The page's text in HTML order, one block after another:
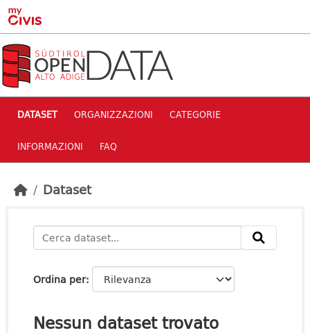
Skip to main content
DATASET ORGANIZZAZIONI CATEGORIE
INFORMAZIONI FAQ
Dataset
Ordina per
Nessun dataset trovato